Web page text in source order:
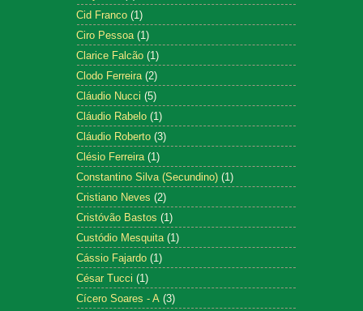
Cid Franco (1)
Ciro Pessoa (1)
Clarice Falcão (1)
Clodo Ferreira (2)
Cláudio Nucci (5)
Cláudio Rabelo (1)
Cláudio Roberto (3)
Clésio Ferreira (1)
Constantino Silva (Secundino) (1)
Cristiano Neves (2)
Cristóvão Bastos (1)
Custódio Mesquita (1)
Cássio Fajardo (1)
César Tucci (1)
Cícero Soares - A (3)